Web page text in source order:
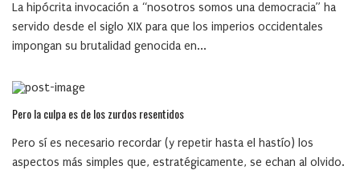
La hipócrita invocación a “nosotros somos una democracia” ha
servido desde el siglo XIX para que los imperios occidentales
impongan su brutalidad genocida en...
Pero la culpa es de los zurdos resentidos
Pero sí es necesario recordar (y repetir hasta el hastío) los
aspectos más simples que, estratégicamente, se echan al olvido.